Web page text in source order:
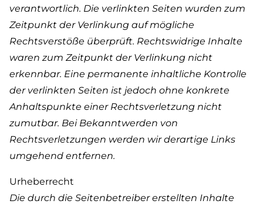
verantwortlich. Die verlinkten Seiten wurden zum
Zeitpunkt der Verlinkung auf mögliche
Rechtsverstöße überprüft. Rechtswidrige Inhalte
waren zum Zeitpunkt der Verlinkung nicht
erkennbar. Eine permanente inhaltliche Kontrolle
der verlinkten Seiten ist jedoch ohne konkrete
Anhaltspunkte einer Rechtsverletzung nicht
zumutbar. Bei Bekanntwerden von
Rechtsverletzungen werden wir derartige Links
umgehend entfernen.
Urheberrecht
Die durch die Seitenbetreiber erstellten Inhalte